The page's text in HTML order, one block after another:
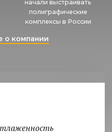
начали выстраивать
полиграфические
комплексы в России
о компании